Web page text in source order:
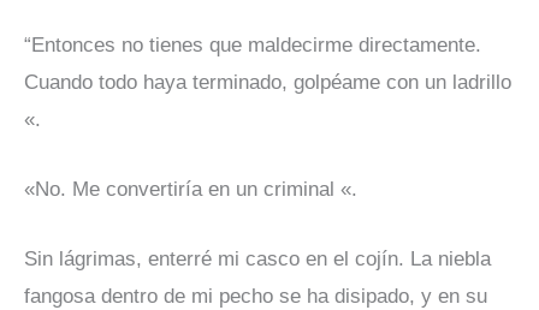
“Entonces no tienes que maldecirme directamente.
Cuando todo haya terminado, golpéame con un ladrillo
«.
«No. Me convertiría en un criminal «.
Sin lágrimas, enterré mi casco en el cojín. La niebla
fangosa dentro de mi pecho se ha disipado, y en su